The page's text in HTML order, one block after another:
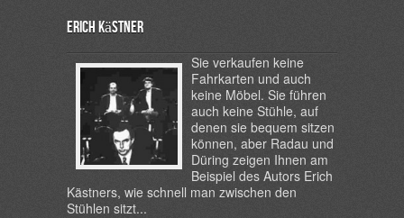
Erich Kästner
Sie verkaufen keine
Fahrkarten und auch
keine Möbel. Sie führen
auch keine Stühle, auf
denen sie bequem sitzen
können, aber Radau und
Düring zeigen Ihnen am
Beispiel des Autors Erich
Kästners, wie schnell man zwischen den
Stühlen sitzt...